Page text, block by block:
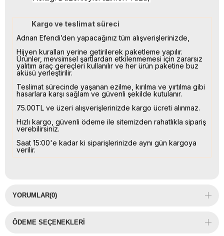
Kargo ve teslimat süreci
Adnan Efendi’den yapacağınız tüm alışverişlerinizde,
Hijyen kuralları yerine getirilerek paketleme yapılır.
Ürünler, mevsimsel şartlardan etkilenmemesi için zararsız
yalıtım araç gereçleri kullanılır ve her ürün paketine buz
aküsü yerleştirilir.
Teslimat sürecinde yaşanan ezilme, kırılma ve yırtılma gibi
hasarlara karşı sağlam ve güvenli şekilde kutulanır.
75.00TL ve üzeri alışverişlerinizde kargo ücreti alınmaz.
Hızlı kargo, güvenli ödeme ile sitemizden rahatlıkla sipariş
verebilirsiniz.
Saat 15:00'e kadar ki siparişlerinizde aynı gün kargoya
verilir.
YORUMLAR(0)
ÖDEME SEÇENEKLERI